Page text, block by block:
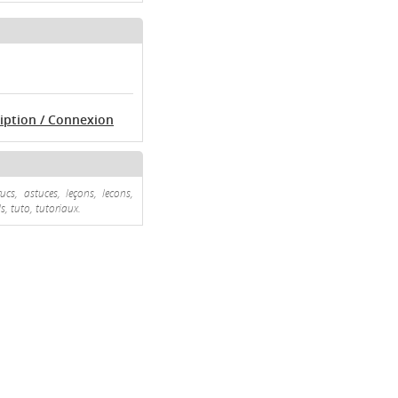
/ Connexion
astuces, leçons, lecons,
tuto, tutoriaux.